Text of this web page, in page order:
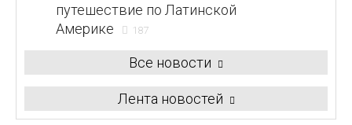
путешествие по Латинской
Америке
187
Все новости
Лента новостей